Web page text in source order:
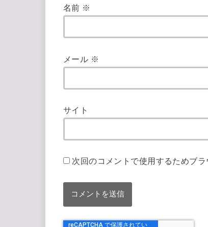
名前 ※
メール ※
サイト
次回のコメントで使用するためブ